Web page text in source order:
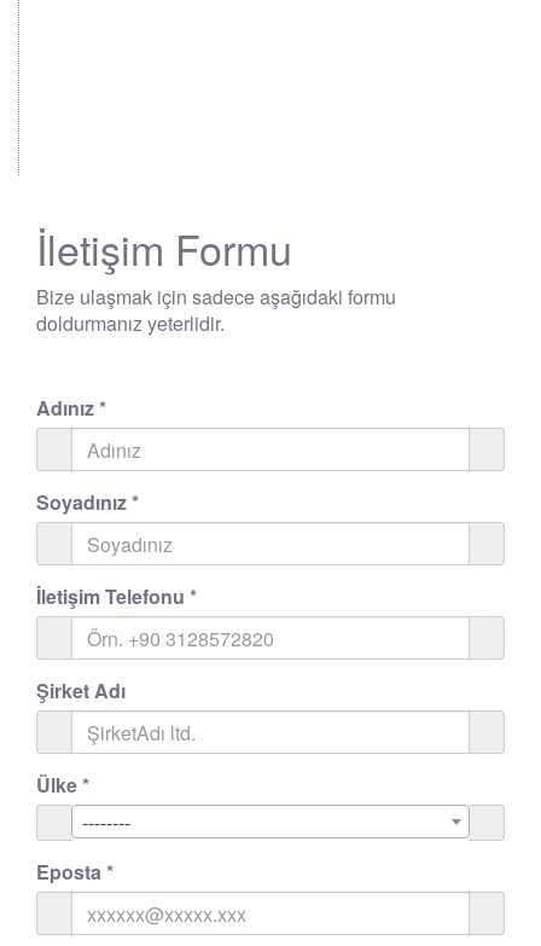
İletişim Formu
Bize ulaşmak için sadece aşağıdaki formu
doldurmanız yeterlidir.
Adınız*
Soyadınız*
İletişim Telefonu *
Şirket Adı
Ülke*
--------
Eposta*